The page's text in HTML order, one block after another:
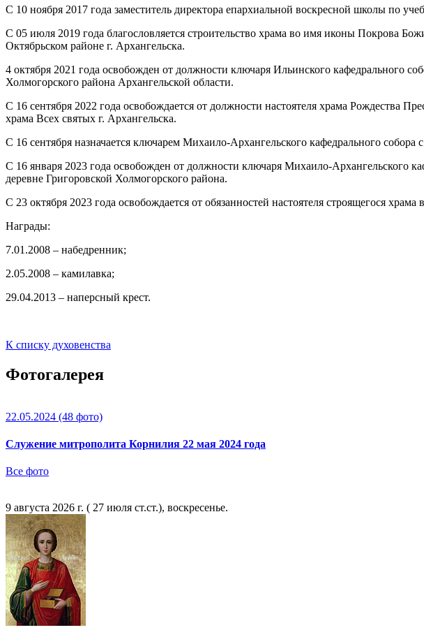
С 10 ноября 2017 года заместитель директора епархиальной воскресной школы по
С 05 июля 2019 года благословляется строительство храма во имя иконы Покрова
Октябрьском районе г. Архангельска.
4 октября 2021 года освобожден от должности ключаря Ильинского кафедрального
Холмогорского района Архангельской области.
С 16 сентября 2022 года освобождается от должности настоятеля храма Рождества
храма Всех святых г. Архангельска.
С 16 сентября назначается ключарем Михаило-Архангельского кафедрального
С 16 января 2023 года освобожден от должности ключаря Михаило-Архангельского
деревне Григоровской Холмогорского района.
С 23 октября 2023 года освобождается от обязанностей настоятеля строящегося
Награды:
7.01.2008 – набедренник;
2.05.2008 – камилавка;
29.04.2013 – наперсный крест.
К списку духовенства
Фотогалерея
22.05.2024 (48 фото)
Служение митрополита Корнилия 22 мая 2024 года
Все фото
9 августа 2026 г. ( 27 июля ст.ст.), воскресенье.